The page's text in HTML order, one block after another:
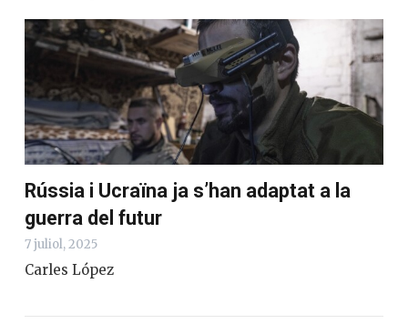
Rússia i Ucraïna ja s’han adaptat a la
guerra del futur
7 juliol, 2025
Carles López